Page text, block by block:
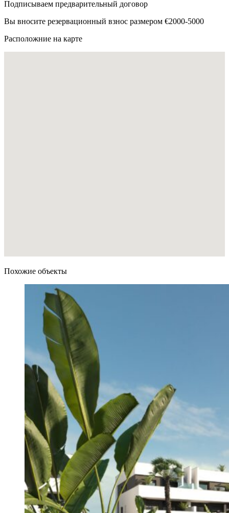
Подписываем предварительный договор
Вы вносите резервационный взнос размером €2000-5000
Расположние на карте
Похожие объекты